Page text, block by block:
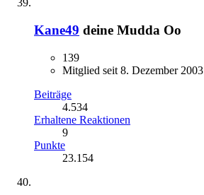
Kane49 deine Mudda Oo
139
Mitglied seit 8. Dezember 2003
Beiträge
4.534
Erhaltene Reaktionen
9
Punkte
23.154